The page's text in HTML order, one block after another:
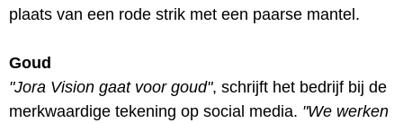
plaats van een rode strik met een paarse mantel.
Goud
"Jora Vision gaat voor goud", schrijft het bedrijf bij de
merkwaardige tekening op social media. "We werken